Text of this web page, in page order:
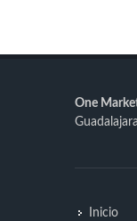
One
Inicio